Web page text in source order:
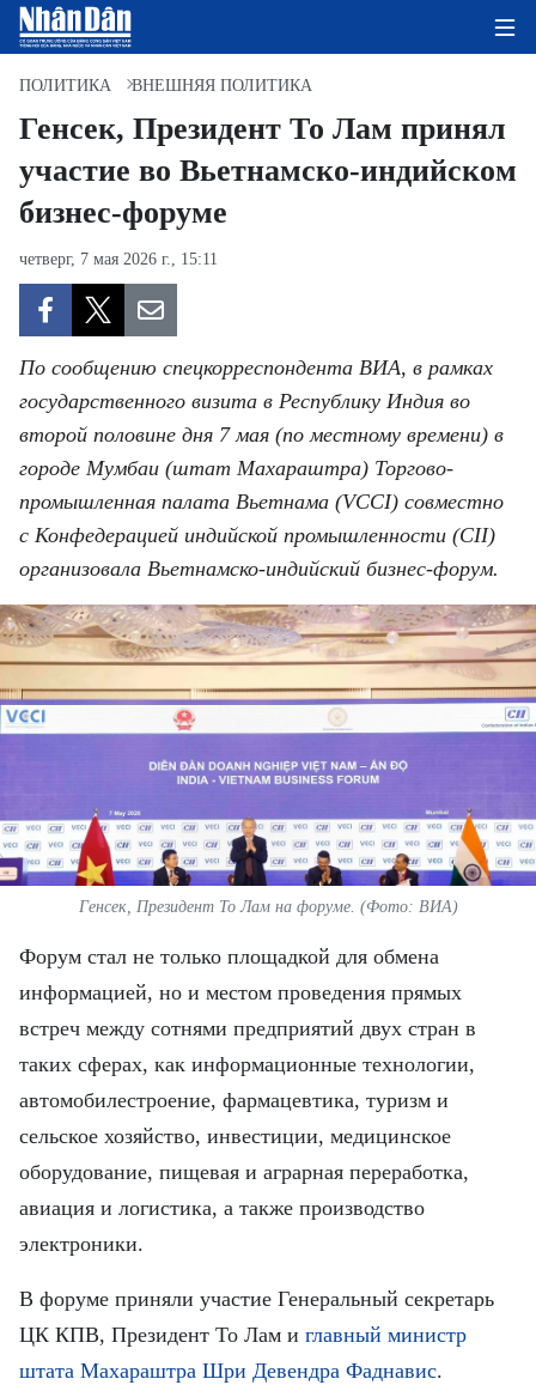
ГЛАВНАЯ СТРАНИЦА
ПОЛИТИКА
ЭКОЛОГИЯ
КУЛЬТУРА
ДОБРО ПОЖАЛОВАТЬ ВО
ВЬЕТНАМ
В МИРЕ
ВСТРЕЧИ - ДИАЛОГИ
ДОСЬЕ И МАТЕРИАЛЫ
О ГАЗЕТЕ «НЯНЗАН»
TIẾNG VIỆT
ENGLISH
FRANÇAIS
ESPAÑOL
ПОЛИТИКА ВНЕШНЯЯ ПОЛИТИКА
Генсек, Президент То Лам принял
участие во Вьетнамско-индийском
бизнес-форуме
четверг, 7 мая 2026 г., 15:11
По сообщению спецкорреспондента ВИА, в рамках
государственного визита в Республику Индия во
второй половине дня 7 мая (по местному времени) в
городе Мумбаи (штат Махараштра) Торгово-
промышленная палата Вьетнама (VCCI) совместно
с Конфедерацией индийской промышленности (CII)
организовала Вьетнамско-индийский бизнес-форум.
Генсек, Президент То Лам на форуме. (Фото: ВИА)
Форум стал не только площадкой для обмена
информацией, но и местом проведения прямых
встреч между сотнями предприятий двух стран в
таких сферах, как информационные технологии,
автомобилестроение, фармацевтика, туризм и
сельское хозяйство, инвестиции, медицинское
оборудование, пищевая и аграрная переработка,
авиация и логистика, а также производство
электроники.
В форуме приняли участие Генеральный секретарь
ЦК КПВ, Президент То Лам и главный министр
штата Махараштра Шри Девендра Фаднавис.